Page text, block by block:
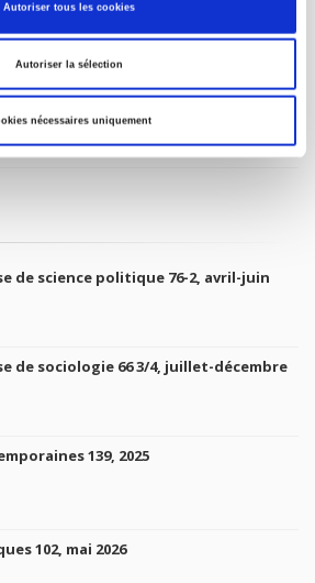
Autoriser tous les cookies
Autoriser la sélection
nécessaires uniquement
européenne
de science politique 76-2, avril-juin
de sociologie 66 3/4, juillet-décembre
139, 2025
102, mai 2026